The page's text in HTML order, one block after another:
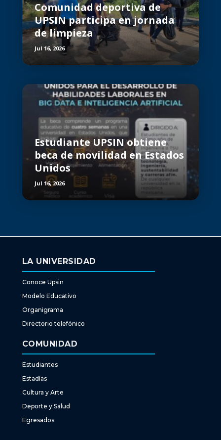
Comunidad deportiva de
UPSIN participa en jornada
de limpieza
Jul 16, 2026
Estudiante UPSIN obtiene
beca de movilidad en Estados
Unidos
Jul 16, 2026
LA UNIVERSIDAD
Conoce Upsin
Modelo Educativo
Organigrama
Directorio telefónico
COMUNIDAD
Estudiantes
Estadías
Cultura y Arte
Deporte y Salud
Egresados